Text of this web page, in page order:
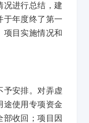
况进行总结，建
于年度终了第一
项目实施情况和
予安排。对弄虚
途使用专项资金
部收回；项目因